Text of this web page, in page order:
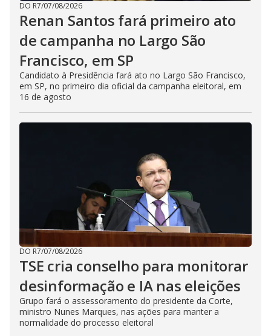
DO R7/07/08/2026
Renan Santos fará primeiro ato
de campanha no Largo São
Francisco, em SP
Candidato à Presidência fará ato no Largo São Francisco,
em SP, no primeiro dia oficial da campanha eleitoral, em
16 de agosto
DO R7/07/08/2026
TSE cria conselho para monitorar
desinformação e IA nas eleições
Grupo fará o assessoramento do presidente da Corte,
ministro Nunes Marques, nas ações para manter a
normalidade do processo eleitoral